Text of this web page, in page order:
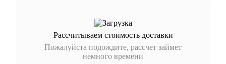
Рассчитываем стоимость доставки
Пожалуйста подождите, рассчет займет
немного времени